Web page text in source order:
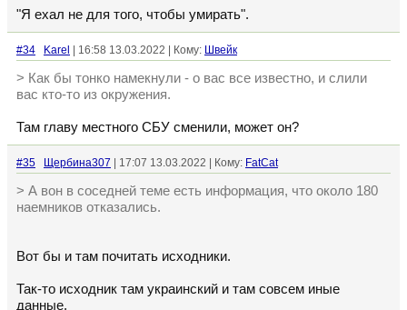
"Я ехал не для того, чтобы умирать".
#34 Karel | 16:58 13.03.2022 | Кому: Швейк
> Как бы тонко намекнули - о вас все известно, и слили
вас кто-то из окружения.
Там главу местного СБУ сменили, может он?
#35 Щербина307 | 17:07 13.03.2022 | Кому: FatCat
> А вон в соседней теме есть информация, что около 180
наемников отказались.
Вот бы и там почитать исходники.
Так-то исходник там украинский и там совсем иные
данные.